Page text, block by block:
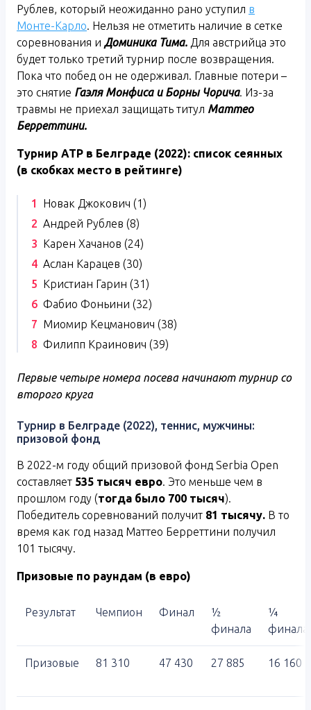
Рублев, который неожиданно рано уступил в
Монте-Карло. Нельзя не отметить наличие в сетке
соревнования и Доминика Тима. Для австрийца это
будет только третий турнир после возвращения.
Пока что побед он не одерживал. Главные потери –
это снятие Гаэля Монфиса и Борны Чорича. Из-за
травмы не приехал защищать титул Маттео
Берреттини.
Турнир ATP в Белграде (2022): список сеянных
(в скобках место в рейтинге)
Новак Джокович (1)
Андрей Рублев (8)
Карен Хачанов (24)
Аслан Карацев (30)
Кристиан Гарин (31)
Фабио Фоньини (32)
Миомир Кецманович (38)
Филипп Краинович (39)
Первые четыре номера посева начинают турнир со
второго круга
Турнир в Белграде (2022), теннис, мужчины:
призовой фонд
В 2022-м году общий призовой фонд Serbia Open
составляет 535 тысяч евро. Это меньше чем в
прошлом году (тогда было 700 тысяч).
Победитель соревнований получит 81 тысячу. В то
время как год назад Маттео Берреттини получил
101 тысячу.
Призовые по раундам (в евро)
Результат Чемпион Финал
½
финала
¼
финала
Призовые 81 310 47 430 27 885 16 160